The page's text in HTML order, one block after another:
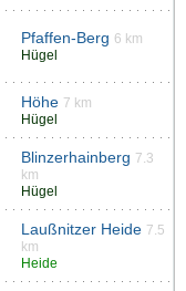
Pfaffen-Berg 6 km
Hügel
Höhe 7 km
Hügel
Blinzerhainberg 7.3
km
Hügel
Laußnitzer Heide 7.5
km
Heide